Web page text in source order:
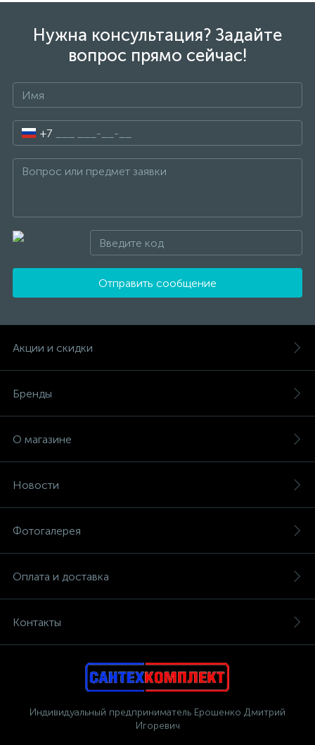
Нужна консультация? Задайте
вопрос прямо сейчас!
+7
Отправить сообщение
Акции и скидки
Бренды
О магазине
Новости
Фотогалерея
Оплата и доставка
Контакты
Индивидуальный предприниматель Ерошенко Дмитрий
Игоревич